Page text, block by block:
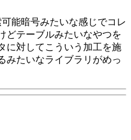
能暗号みたいな感じでコレ
どテーブルみたいなやつを
に対してこういう加工を施
みたいなライブラリがめっ